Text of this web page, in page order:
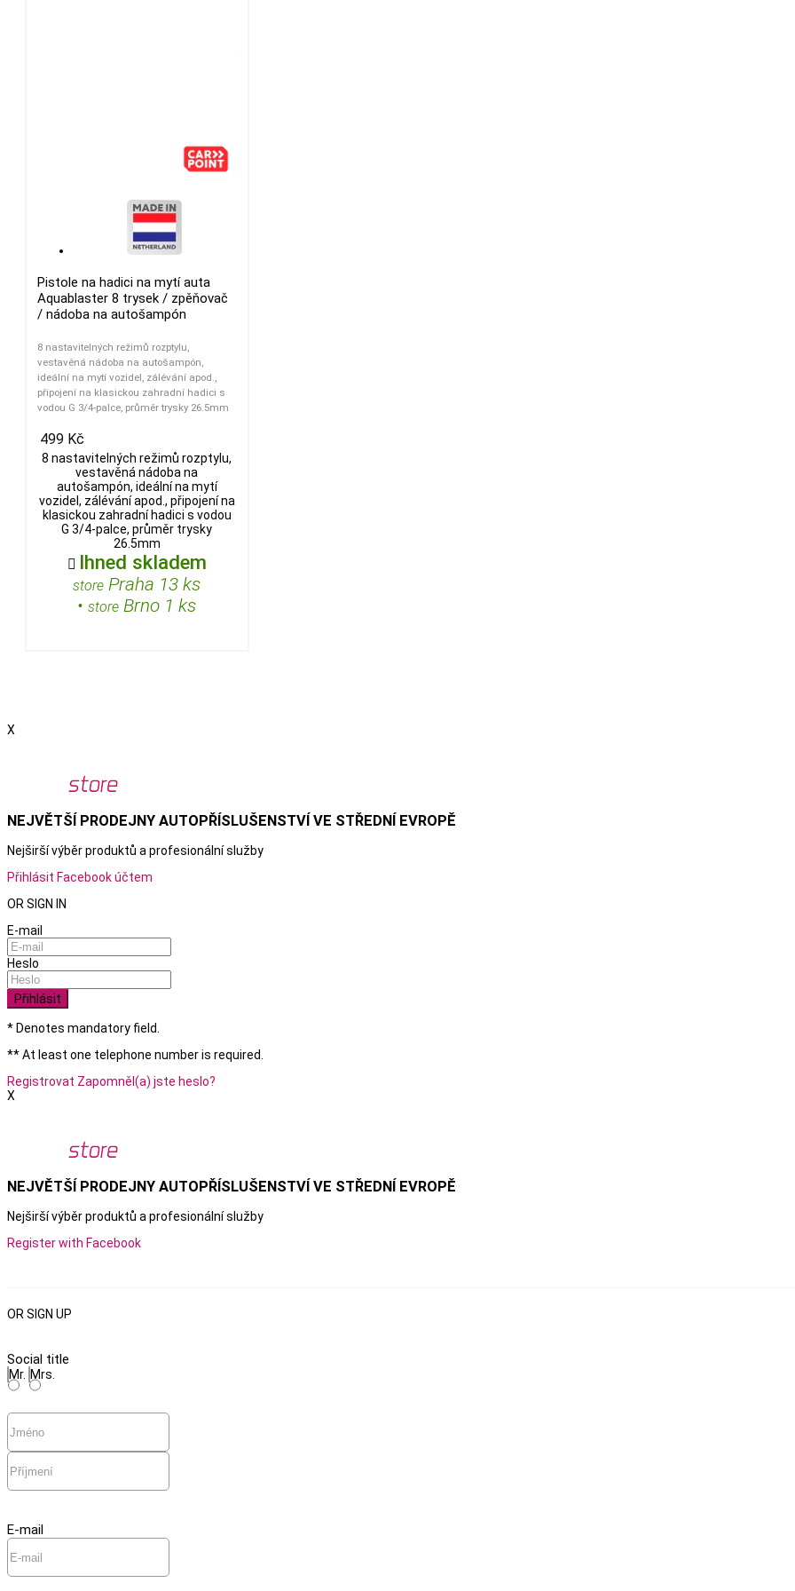
Pistole na hadici na mytí auta
Aquablaster 8 trysek / zpěňovač
/ nádoba na autošampón
8 nastavitelných režimů rozptylu,
vestavěná nádoba na autošampón,
ideální na mytí vozidel, zálévání apod.,
připojení na klasickou zahradní hadici s
vodou G 3/4-palce, průměr trysky 26.5mm
499 Kč
8 nastavitelných režimů rozptylu,
vestavěná nádoba na
autošampón, ideální na mytí
vozidel, zálévání apod., připojení na
klasickou zahradní hadici s vodou
G 3/4-palce, průměr trysky
26.5mm
 Ihned skladem
store Praha 13 ks
•store Brno 1 ks
X
NEJVĚTŠÍ PRODEJNY AUTOPŘÍSLUŠENSTVÍ VE STŘEDNÍ EVROPĚ
Nejširší výběr produktů a profesionální služby
Přihlásit Facebook účtem
OR SIGN IN
E-mail
Heslo
Přihlásit
* Denotes mandatory field.
** At least one telephone number is required.
Registrovat Zapomněl(a) jste heslo?
X
NEJVĚTŠÍ PRODEJNY AUTOPŘÍSLUŠENSTVÍ VE STŘEDNÍ EVROPĚ
Nejširší výběr produktů a profesionální služby
Register with Facebook
OR SIGN UP
Social title
Mr. Mrs.
E-mail